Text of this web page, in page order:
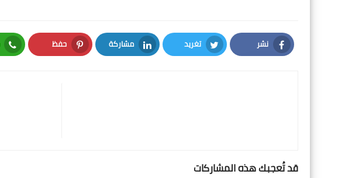
نشر
Facebook
تغريد
Twitter
مشاركة
LinkedIn
حفظ
Pinterest
قد تُعجبك هذه المشاركات